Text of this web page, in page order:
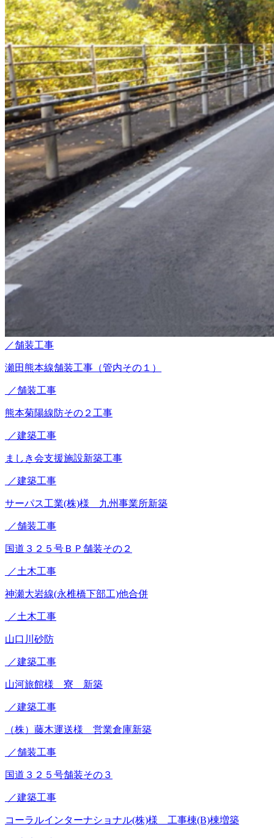
／舗装工事
瀬田熊本線舗装工事（管内その１）
／舗装工事
熊本菊陽線防その２工事
／建築工事
ましき会支援施設新築工事
／建築工事
サーパス工業(株)様 九州事業所新築
／舗装工事
国道３２５号ＢＰ舗装その２
／土木工事
神瀬大岩線(永椎橋下部工)他合併
／土木工事
山口川砂防
／建築工事
山河旅館様 寮 新築
／建築工事
（株）藤木運送様 営業倉庫新築
／舗装工事
国道３２５号舗装その３
／建築工事
コーラルインターナショナル(株)様 工事棟(B)棟増築